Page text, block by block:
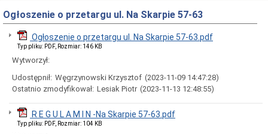
Prezydium
Rady
Dyżury
Biurze
Miejskiej
komisji
stałych
Ogłoszenie o przetargu ul. Na Skarpie 57-63
Ogłoszenie o przetargu ul. Na Skarpie 57-63.pdf
Typ pliku: PDF, Rozmiar: 146 KB
Wytworzył:
Udostępnił: Węgrzynowski Krzysztof (2023-11-09 14:47:28)
Ostatnio zmodyfikował: Lesiak Piotr (2023-11-13 12:48:55)
R E G U L A M I N -Na Skarpie 57-63.pdf
Typ pliku: PDF, Rozmiar: 104 KB